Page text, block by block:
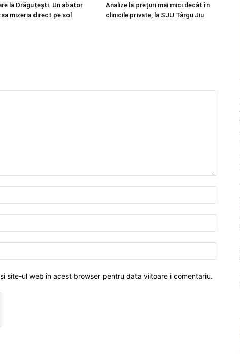
la Drăguțești. Un abator
mizeria direct pe sol
Analize la prețuri mai mici decât în
clinicile private, la SJU Târgu Jiu
site-ul web în acest browser pentru data viitoare i comentariu.